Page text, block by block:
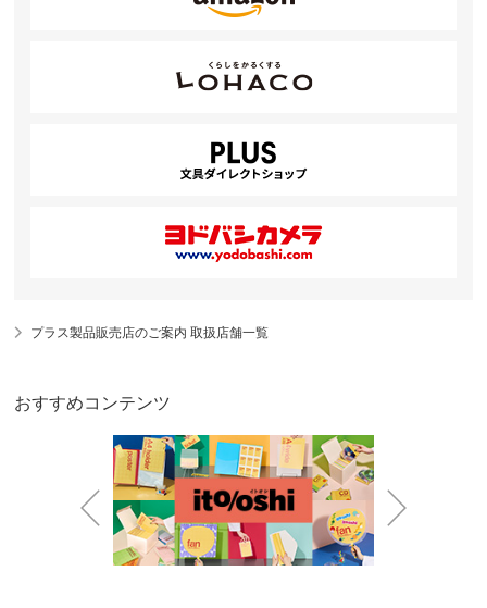
プラス製品販売店のご案内 取扱店舗一覧
おすすめコンテンツ